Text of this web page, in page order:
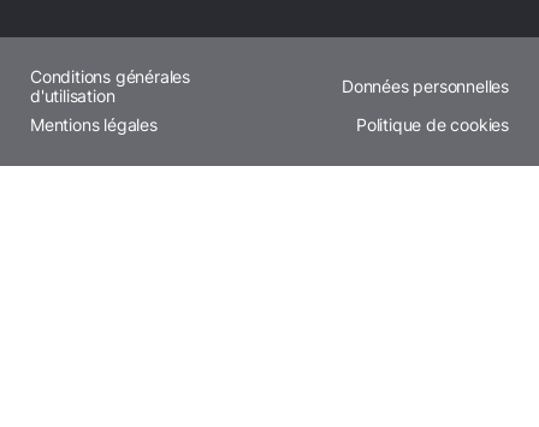
Conditions générales
d'utilisation
Données personnelles
Mentions légales
Politique de cookies